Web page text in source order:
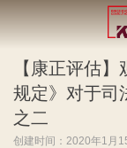
【康正评估
规定》对于司
之二
创建时间： 2020年1月